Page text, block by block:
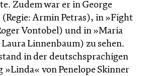
Zudem war er in George
(Regie: Armin Petras), in »Fight
Vontobel) und in »Maria
Linnenbaum) zu sehen.
in der deutschsprachigen
von Penelope Skinner